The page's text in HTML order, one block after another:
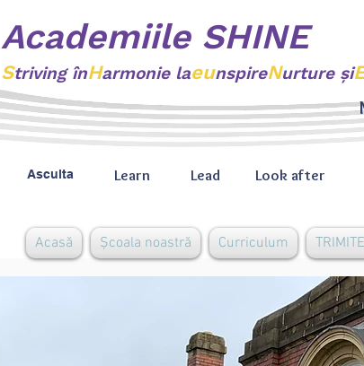
Academiile SHINE
Striving înHarmonie laeunspireNurture şi
Asculta Learn Lead Look after
Acasă Școala noastră Curriculum